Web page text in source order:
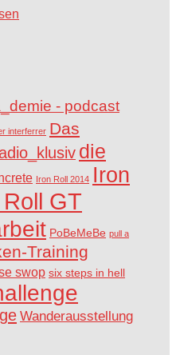
- podcast
interferrer Das
die
Iron Roll 2014 Iron
GT
PoBeMeBe pull a
Training
swop six steps in hell
Wanderausstellung